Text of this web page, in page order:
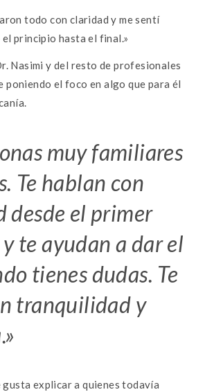
todo con claridad y me sentí
el principio hasta el final.»
Nasimi y del resto de profesionales
poniendo el foco en algo que para él
muy familiares
Te hablan con
desde el primer
te ayudan a dar el
tienes dudas. Te
tranquilidad y
gusta explicar a quienes todavía